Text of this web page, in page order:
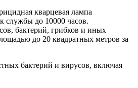
кварцевая лампа
службы до 10000 часов.
бактерий, грибков и иных
до 20 квадратных метров за
бактерий и вирусов, включая